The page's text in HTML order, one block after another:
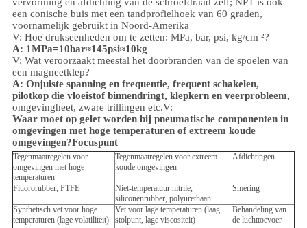
vervorming en afdichting van de schroefdraad zelf; NPT is ook
een conische buis met een tandprofielhoek van 60 graden,
voornamelijk gebruikt in Noord-Amerika
V: Hoe drukseenheden om te zetten: MPa, bar, psi, kg/cm ²?
A: 1MPa=10bar≈145psi≈10kg
V: Wat veroorzaakt meestal het doorbranden van de spoelen van
een magneetklep?
A: Onjuiste spanning en frequentie, frequent schakelen,
pilotkop die vloeistof binnendringt, klepkern en veerprobleem,
omgevingheet, zware trillingen etc.V:
Waar moet op gelet worden bij pneumatische componenten in
omgevingen met hoge temperaturen of extreem koude
omgevingen?Focuspunt
Tegenmaatregelen voor
omgevingen met hoge
temperaturen
Tegenmaatregelen voor extreem
koude omgevingen
Afdichtingen
Fluororubber, PTFE
Niet-temperatuur nitrile,
siliconenrubber, polyurethaan
Smering
Synthetisch vet voor hoge
temperaturen (lage volatiliteit)
Vet voor lage temperaturen (laag
stolpunt, lage viscositeit)
Behandeling van
de luchttoevoer